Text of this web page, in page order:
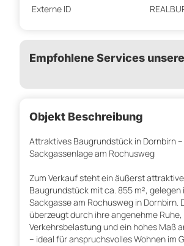
Externe ID
Empfohlene Services
Objekt Beschreibung
Attraktives Baugrundstück in Dornbirn
Sackgassenlage am Rochusweg
Zum Verkauf steht ein äußerst
Baugrundstück mit ca. 855 m², gelegen
Sackgasse am Rochusweg in Dornbirn.
überzeugt durch ihre angenehme
Verkehrsbelastung und ein hohes Maß
– ideal für anspruchsvolles Wohnen im